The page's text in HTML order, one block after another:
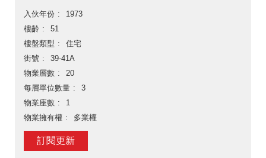
入伙年份
1973
樓齡
51
樓盤類型
住宅
街號
39-41A
物業層數
20
每層單位數量
3
物業座數
1
物業擁有權
多業權
訂閱更新